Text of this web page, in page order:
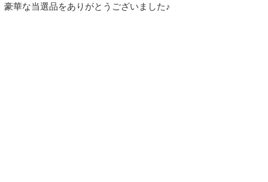
豪華な当選品をありがとうございました♪